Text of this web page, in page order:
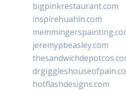
bigpinkrestaurant.com
inspirehuahin.com
jeremypbeasley.com
hotflashdesigns.com